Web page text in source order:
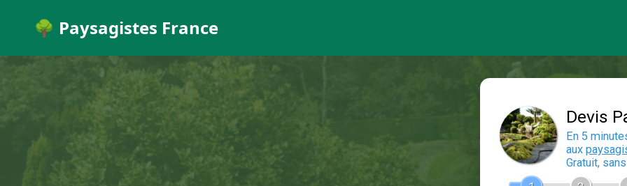
🌳 Paysagistes France